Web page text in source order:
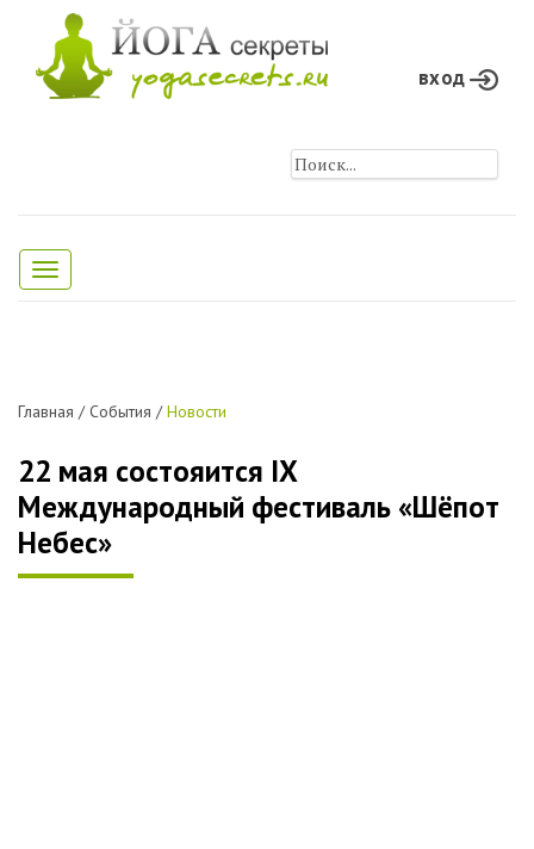
вход
Toggle
navigation
Главная /События /Новости
22 мая состояится IX
Международный фестиваль «Шёпот
Небес»